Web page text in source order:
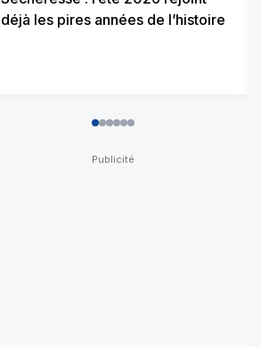
déjà les pires années de l’histoire
012345